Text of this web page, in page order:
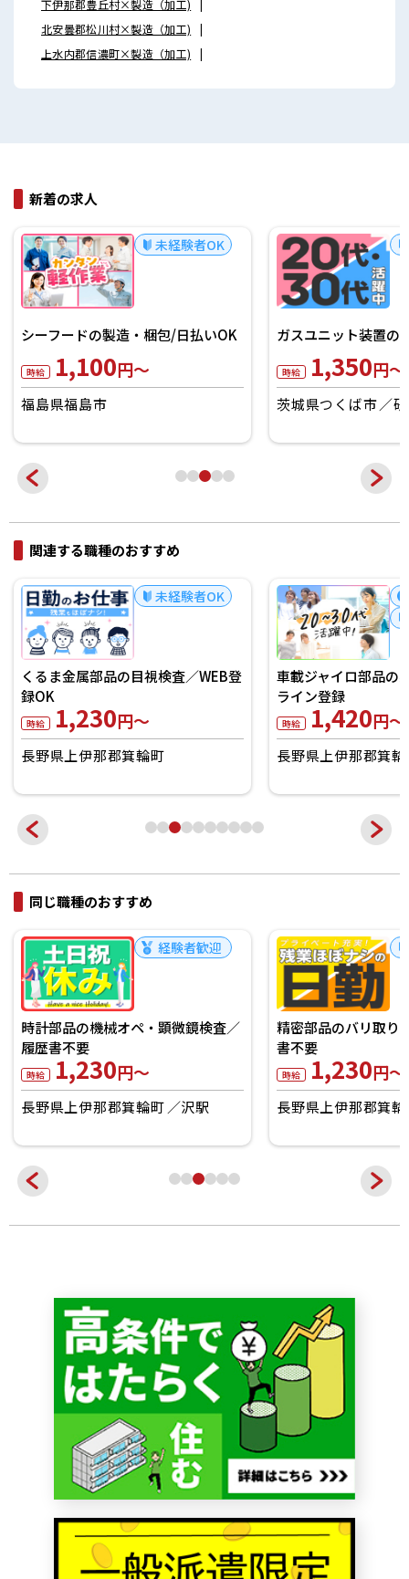
下伊那郡豊丘村×製造（加工)
北安曇郡松川村×製造（加工)
上水内郡信濃町×製造（加工)
新着の求人
未経験者OK
シーフードの製造・梱包/日払いOK
時給 1,100円～
福島県福島市
ガスユニット装置の
時給 1,350円～
茨城県つくば市
関連する職種のおすすめ
未経験者OK
くるま金属部品の目視検査／WEB登
録OK
時給 1,230円～
長野県上伊那郡箕輪町
車載ジャイロ部品の
ライン登録
時給 1,420円～
長野県上伊那郡箕
同じ職種のおすすめ
経験者歓迎
時計部品の機械オペ・顕微鏡検査／
履歴書不要
時給 1,230円～
長野県上伊那郡箕輪町 沢駅
精密部品のバリ取り
書不要
時給 1,230円～
長野県上伊那郡箕